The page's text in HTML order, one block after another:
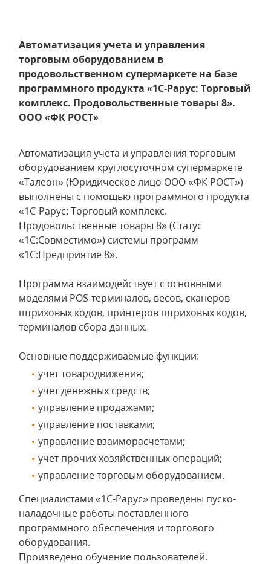
Автоматизация учета и управления
торговым оборудованием в
продовольственном супермаркете на базе
программного продукта «1С-Рарус: Торговый
комплекс. Продовольственные товары 8».
ООО «ФК РОСТ»
Автоматизация учета и управления торговым
оборудованием круглосуточном супермаркете
«Талеон» (Юридическое лицо ООО «ФК РОСТ»)
выполнены с помощью программного продукта
«1С-Рарус: Торговый комплекс.
Продовольственные товары 8» (Статус
«1С:Совместимо») системы программ
«1С:Предприятие 8».
Программа взаимодействует с основными
моделями POS-терминалов, весов, сканеров
штриховых кодов, принтеров штриховых кодов,
терминалов сбора данных.
Основные поддерживаемые функции:
учет товародвижения;
учет денежных средств;
управление продажами;
управление поставками;
управление взаиморасчетами;
учет прочих хозяйственных операций;
управление торговым оборудованием.
Специалистами «1С-Рарус» проведены пуско-
наладочные работы поставленного
программного обеспечения и торгового
оборудования.
Произведено обучение пользователей.